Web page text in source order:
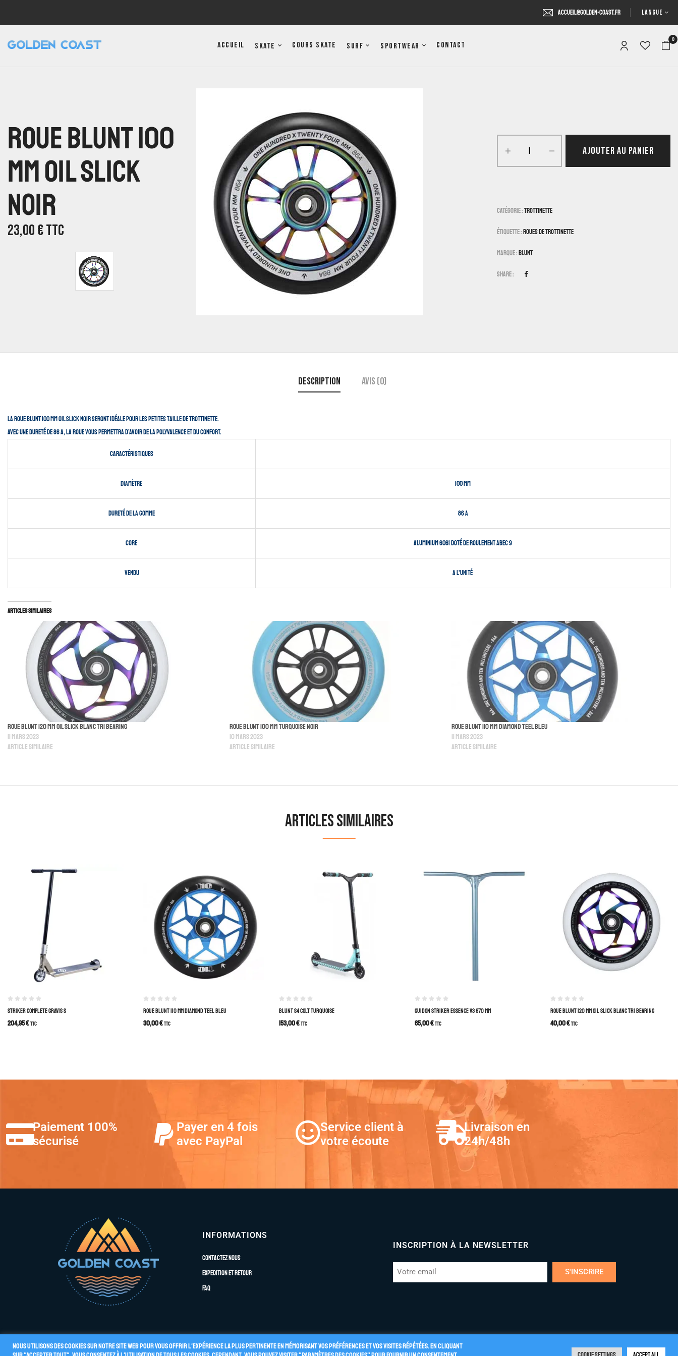
accueil@golden-coast.fr LANGUE
Accueil Skate Cours Skate Surf Sportwear Contact
0
Roue Blunt 100
MM Oil Slick
Noir
23,00€TTC
AJOUTER AU PANIER
Catégorie :Trottinette
Étiquette : Roues De Trottinette
Marque : Blunt
Share :
Description Avis (0)
La roue Blunt 100 mm oil slick noir seront idéale pour les petites taille de trottinette.
Avec une dureté de 86 A, la roue vous permettra d’avoir de la polyvalence et du confort.
Caractéristiques
Diamètre 100 MM
Dureté de la gomme 86 A
Core Aluminium 6061 doté de roulement Abec 9
Vendu A l’unité
Articles similaires
Roue Blunt 120 MM Oil Slick Blanc Tri Bearing
11 mars 2023
Article similaire
Roue Blunt 100 MM Turquoise Noir
10 mars 2023
Article similaire
Roue Blunt 110 MM Diamond Teel Bleu
11 mars 2023
Article similaire
Articles similaires
STRIKER COMPLETE GRAVIS S
204,95€TTC
ROUE BLUNT 110 MM DIAMOND TEEL BLEU
30,00€TTC
BLUNT S4 COLT TURQUOISE
153,00€TTC
GUIDON STRIKER ESSENCE V3 670 MM
65,00€TTC
ROUE BLUNT 120 MM OIL SLICK BLANC TRI BEARING
40,00€TTC
Paiement 100%
sécurisé
Payer en 4 fois
avec PayPal
Service client à
votre écoute
Livraison en
24h/48h
INFORMATIONS
Contactez nous
Expedition et retour
FAQ
INSCRIPTION À LA NEWSLETTER
S'INSCRIRE
Nous utilisons des cookies sur notre site Web pour vous offrir l'expérience la plus pertinente en mémorisant vos préférences et vos visites répétées. En cliquant